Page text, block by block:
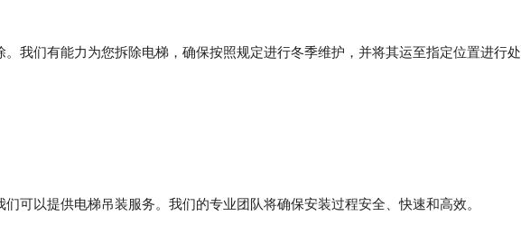
我们有能力为您拆除电梯，确保按照规定进行冬季维护，并将其运至指定位置进行处
可以提供电梯吊装服务。我们的专业团队将确保安装过程安全、快速和高效。